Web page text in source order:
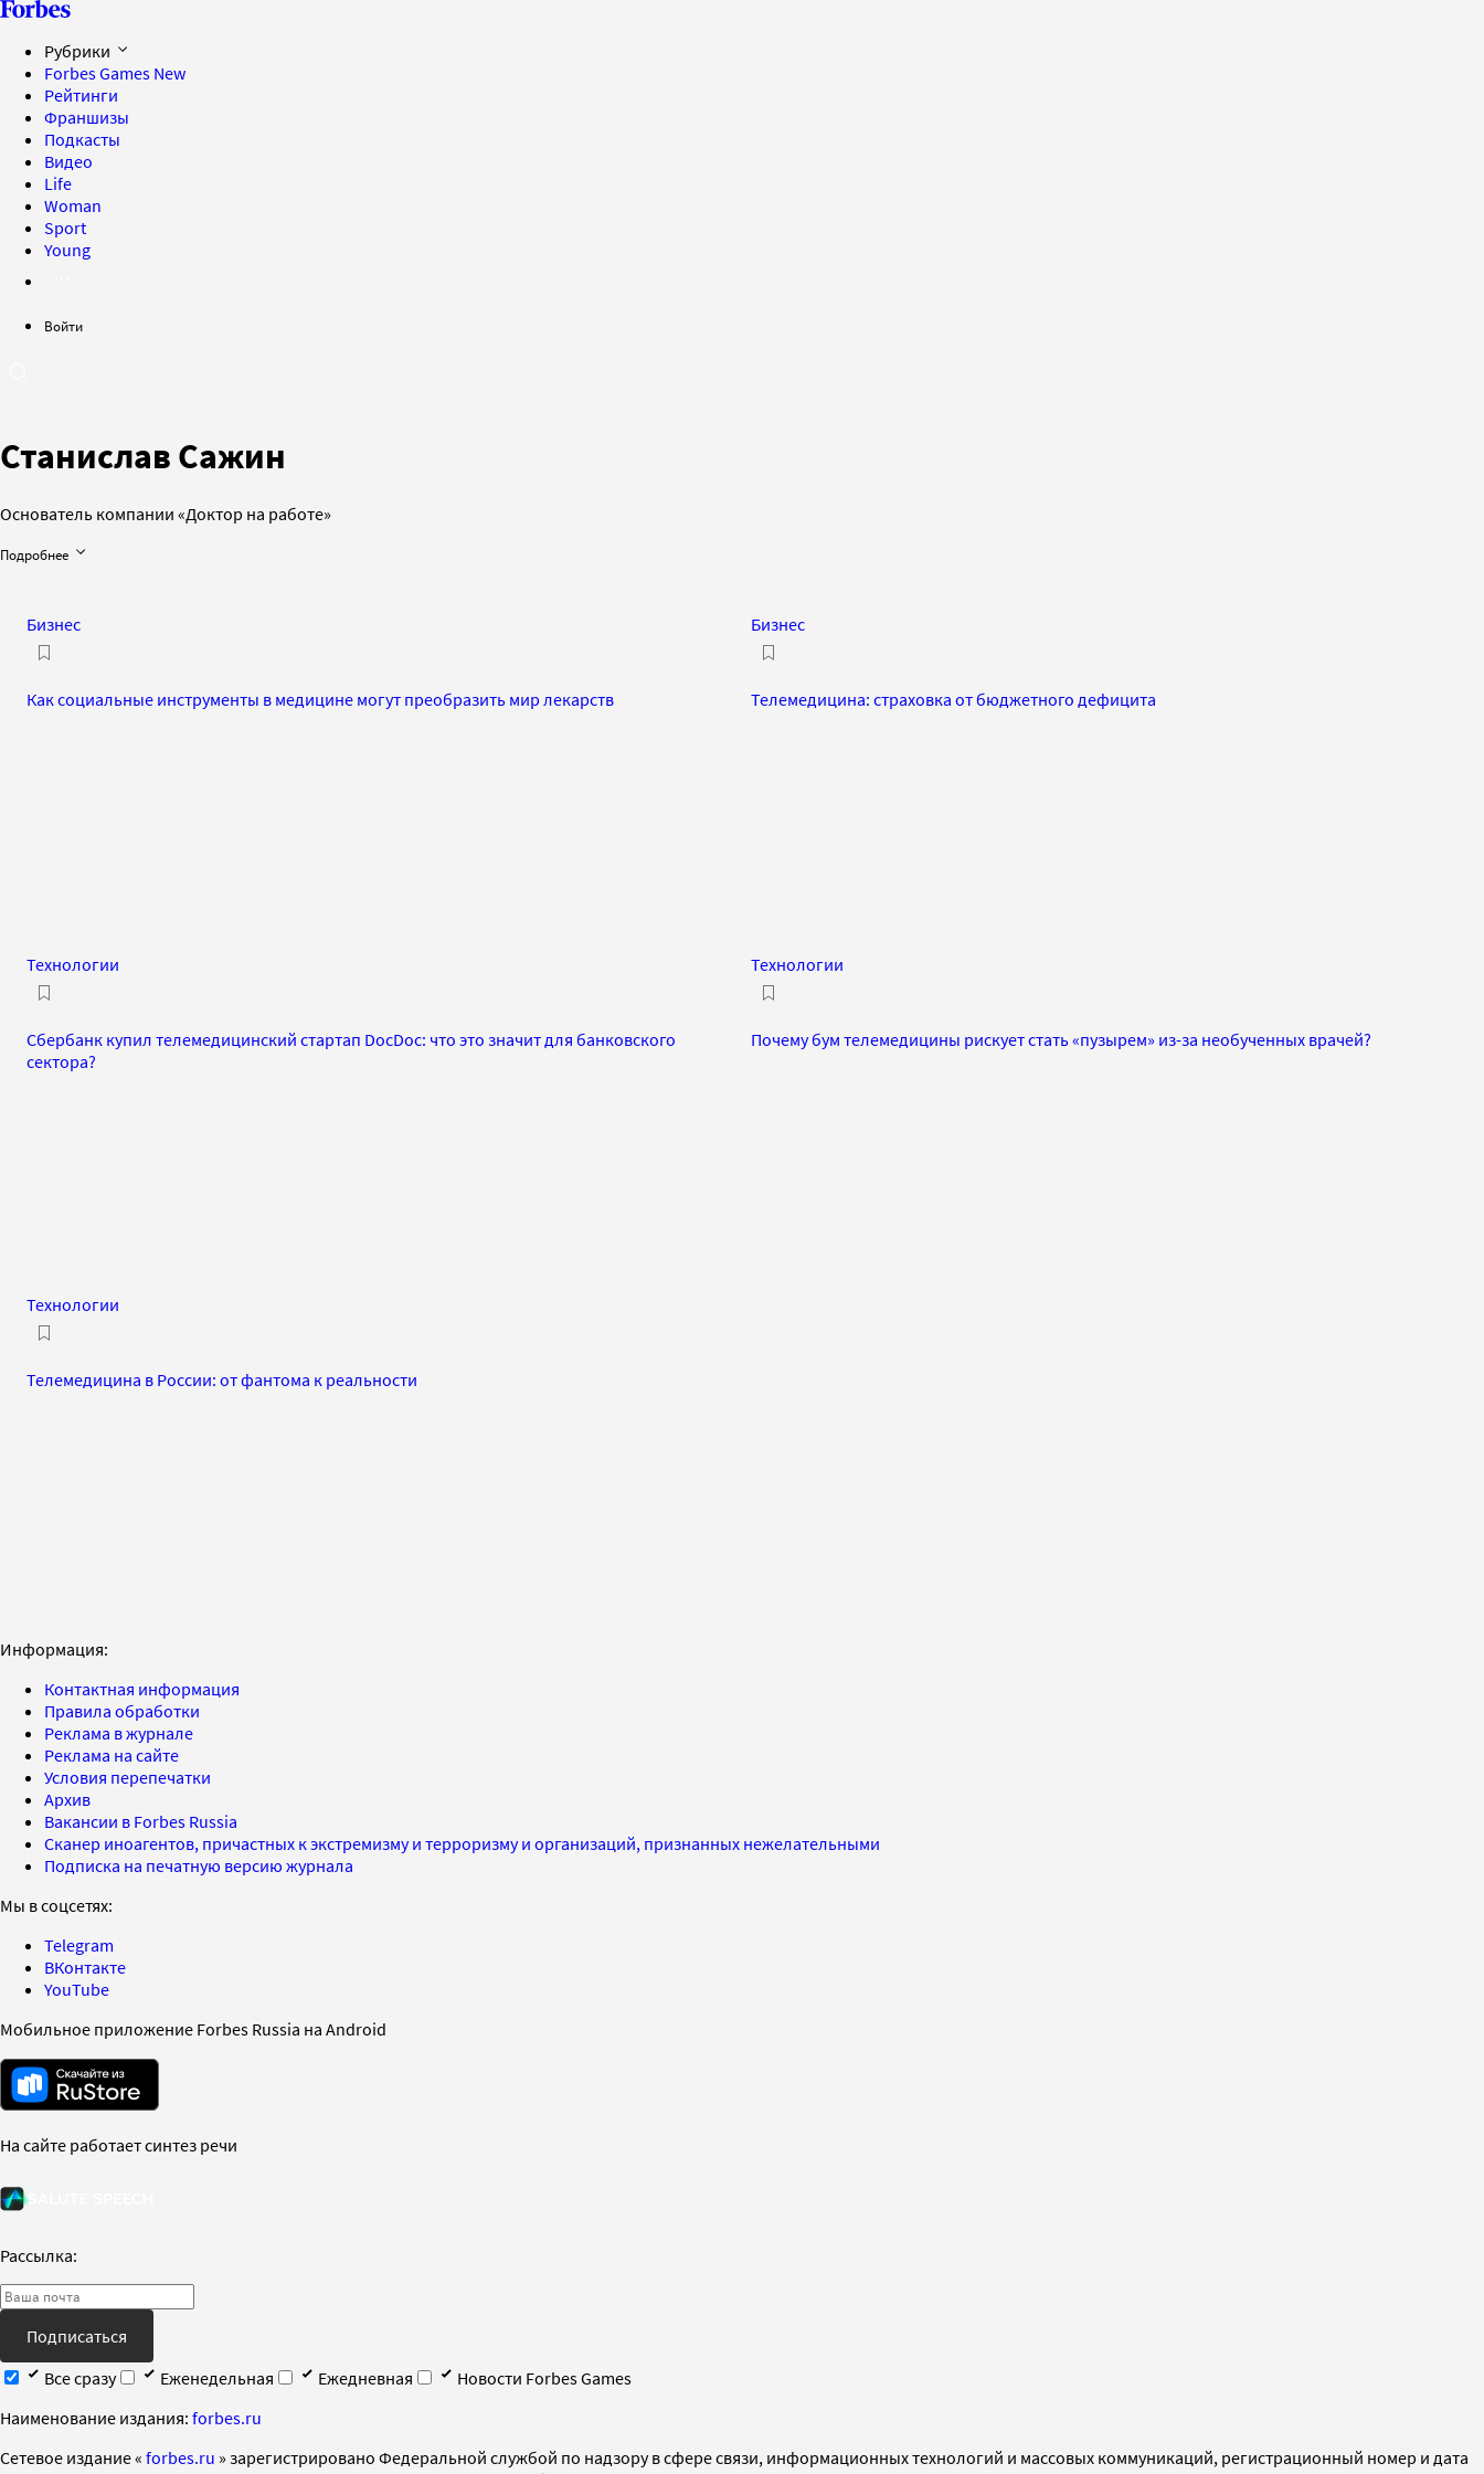
Рубрики
Forbes Games New
Рейтинги
Франшизы
Подкасты
Видео
Life
Woman
Sport
Young
Войти
Станислав Сажин
Основатель компании «Доктор на работе»
Подробнее
Бизнес
Как социальные инструменты в медицине могут преобразить мир лекарств
Бизнес
Телемедицина: страховка от бюджетного дефицита
Технологии
Сбербанк купил телемедицинский стартап DocDoc: что это значит для банковского
сектора?
Технологии
Почему бум телемедицины рискует стать «пузырем» из-за необученных врачей?
Технологии
Телемедицина в России: от фантома к реальности
Информация:
Контактная информация
Правила обработки
Реклама в журнале
Реклама на сайте
Условия перепечатки
Архив
Вакансии в Forbes Russia
Сканер иноагентов, причастных к экстремизму и терроризму и организаций, признанных нежелательными
Подписка на печатную версию журнала
Мы в соцсетях:
Telegram
ВКонтакте
YouTube
Мобильное приложение Forbes Russia на Android
На сайте работает синтез речи
Рассылка:
Подписаться
Все сразу
Еженедельная Ежедневная
Новости Forbes Games
Наименование издания: forbes.ru
Cетевое издание « forbes.ru » зарегистрировано Федеральной службой по надзору в сфере связи, информационных технологий и массовых коммуникаций, регистрационный номер и дата